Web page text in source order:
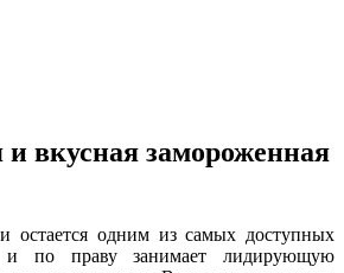
и вкусная замороженная
остается одним из самых доступных
и по праву занимает лидирующую